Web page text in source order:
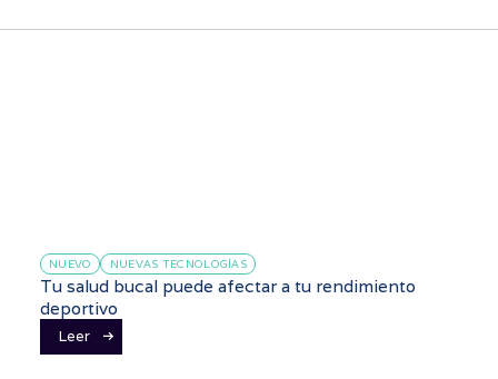
NUEVO NUEVAS TECNOLOGÍAS
Tu salud bucal puede afectar a tu rendimiento
deportivo
Leer